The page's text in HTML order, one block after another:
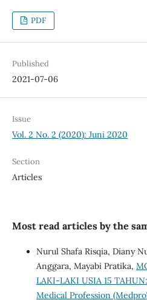
PDF
Published
2021-07-06
Issue
Vol. 2 No. 2 (2020): Juni 2020
Section
Articles
Most read articles by the
Nurul Shafa Risqia, Diany
Anggara, Mayabi Pratika,
LAKI-LAKI USIA 15
Medical Profession